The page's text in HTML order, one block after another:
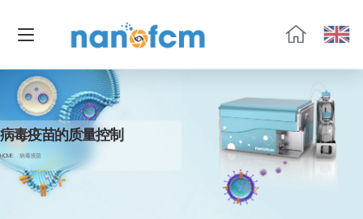
流
病毒疫苗的质量控制
HOME 病毒疫苗